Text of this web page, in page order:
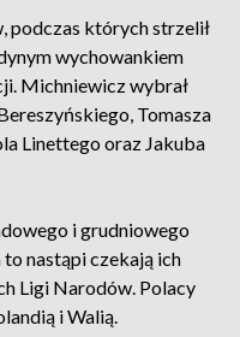
podczas których strzelił
wychowankiem
Michniewicz wybrał
Tomasza
Linettego oraz Jakuba
i grudniowego
nastąpi czekają ich
Ligi Narodów. Polacy
i Walią.